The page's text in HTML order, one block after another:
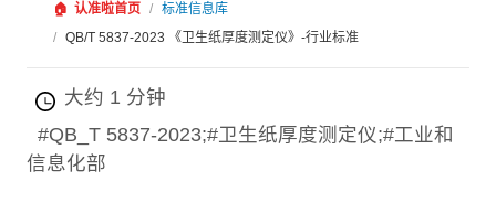
🏠 认准啦首页 / 标准信息库
/ QB/T 5837-2023 《卫生纸厚度测定仪》-行业标准
大约 1 分钟
#QB_T 5837-2023;#卫生纸厚度测定仪;#工业和
信息化部